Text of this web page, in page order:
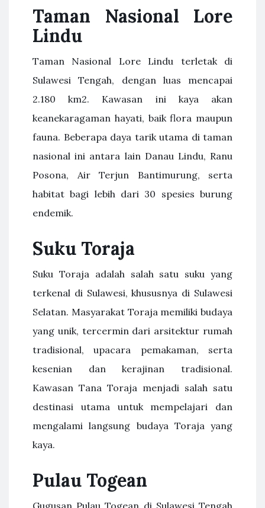
Taman Nasional Lore
Lindu
Taman Nasional Lore Lindu terletak di
Sulawesi Tengah, dengan luas mencapai
2.180 km2. Kawasan ini kaya akan
keanekaragaman hayati, baik flora maupun
fauna. Beberapa daya tarik utama di taman
nasional ini antara lain Danau Lindu, Ranu
Posona, Air Terjun Bantimurung, serta
habitat bagi lebih dari 30 spesies burung
endemik.
Suku Toraja
Suku Toraja adalah salah satu suku yang
terkenal di Sulawesi, khususnya di Sulawesi
Selatan. Masyarakat Toraja memiliki budaya
yang unik, tercermin dari arsitektur rumah
tradisional, upacara pemakaman, serta
kesenian dan kerajinan tradisional.
Kawasan Tana Toraja menjadi salah satu
destinasi utama untuk mempelajari dan
mengalami langsung budaya Toraja yang
kaya.
Pulau Togean
Gugusan Pulau Togean di Sulawesi Tengah